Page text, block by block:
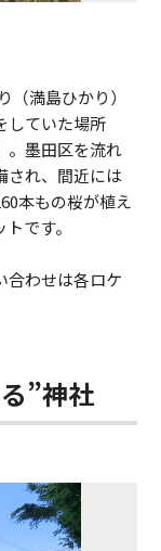
（満島ひかり）
していた場所
。墨田区を流れ
され、間近には
本もの桜が植え
です。
合わせは各ロケ
”神社